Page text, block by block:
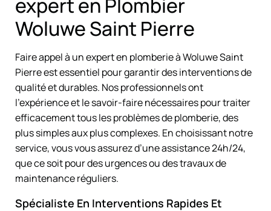
expert en Plombier
Woluwe Saint Pierre
Faire appel à un expert en plomberie à Woluwe Saint
Pierre est essentiel pour garantir des interventions de
qualité et durables. Nos professionnels ont
l’expérience et le savoir-faire nécessaires pour traiter
efficacement tous les problèmes de plomberie, des
plus simples aux plus complexes. En choisissant notre
service, vous vous assurez d’une assistance 24h/24,
que ce soit pour des urgences ou des travaux de
maintenance réguliers.
Spécialiste En Interventions Rapides Et